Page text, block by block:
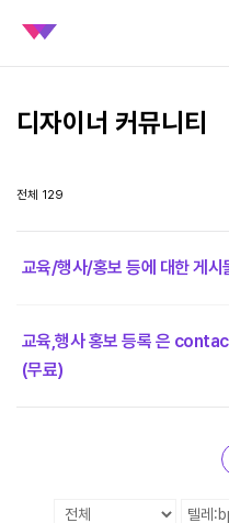
디자이너 커뮤니티
전체 129
교육/행사/홍보 등에 대한 게시
교육,행사 홍보 등록 은
(무료)